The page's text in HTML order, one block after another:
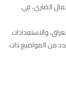
الضاري، في
والاستعدادات
من المواضيع ذات